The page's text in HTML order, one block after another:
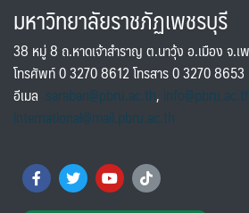
มหาวิทยาลัยราชภัฏเพชรบุรี
38 หมู่ 8 ถ.หาดเจ้าสำราญ ต.นาวุ้ง อ.เมือง จ.เ
โทรศัพท์ 0 3270 8612 โทรสาร 0 3270 8653
อีเมล saraban@pbru.ac.th,
international@mail.pbru.ac.th